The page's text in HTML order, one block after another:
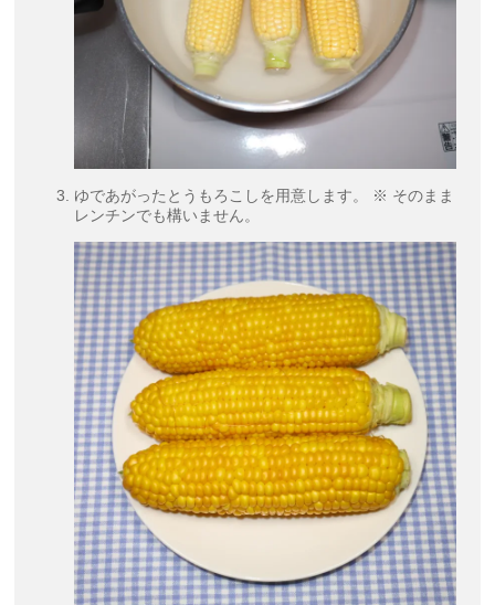
ゆであがったとうもろこしを用意します。 ※ そのまま
レンチンでも構いません。